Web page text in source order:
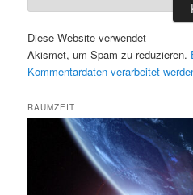
Diese Website verwendet
Akismet, um Spam zu reduzieren.
Kommentardaten verarbeitet
RAUMZEIT